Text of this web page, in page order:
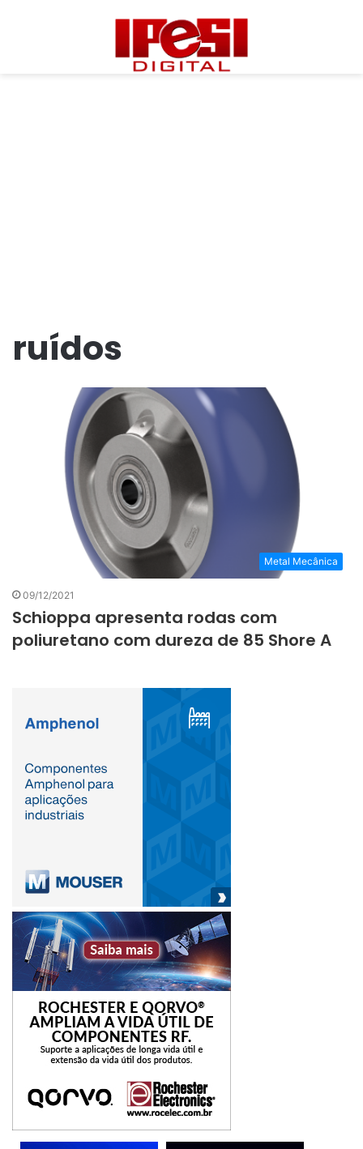
ruídos
Metal Mecânica
09/12/2021
Schioppa apresenta rodas com
poliuretano com dureza de 85 Shore A